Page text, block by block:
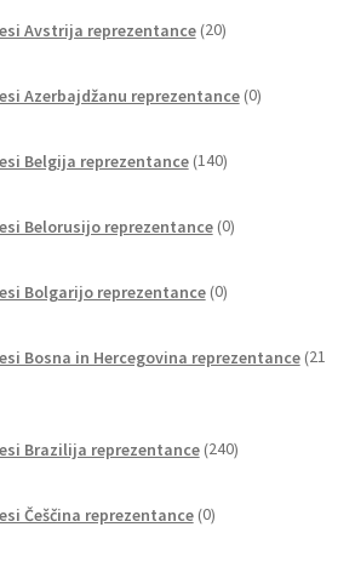
Avstrija reprezentance 20izdelkov
Azerbajdžanu reprezentance 0izdelkov
Belgija reprezentance 140izdelkov
Belorusijo reprezentance 0izdelkov
Bolgarijo reprezentance 0izdelkov
Bosna in Hercegovina reprezentance 21
Brazilija reprezentance 240izdelkov
Češčina reprezentance 0izdelkov